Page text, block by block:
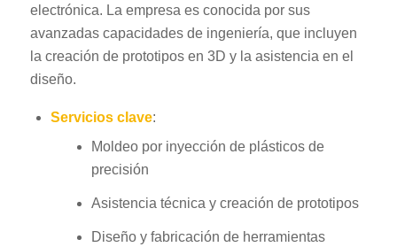
electrónica. La empresa es conocida por sus
avanzadas capacidades de ingeniería, que incluyen
la creación de prototipos en 3D y la asistencia en el
diseño.
Servicios clave:
Moldeo por inyección de plásticos de
precisión
Asistencia técnica y creación de prototipos
Diseño y fabricación de herramientas